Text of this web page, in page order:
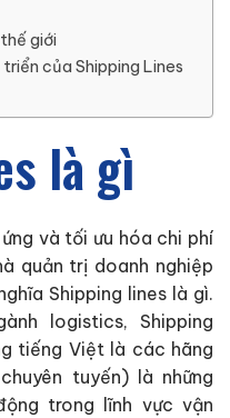
giới
của Shipping Lines
là gì
và tối ưu hóa chi phí
quản trị doanh nghiệp
Shipping lines là gì.
logistics, Shipping
tiếng Việt là các hãng
tuyến) là những
trong lĩnh vực vận